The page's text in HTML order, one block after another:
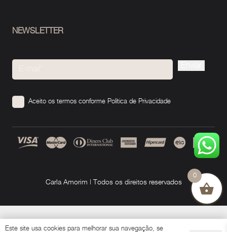
NEWSLETTER
Aceito os termos conforme Política de Privacidade
Carla Amorim | Todos os direitos reservados
0
Este site usa cookies para melhorar sua navegação, se